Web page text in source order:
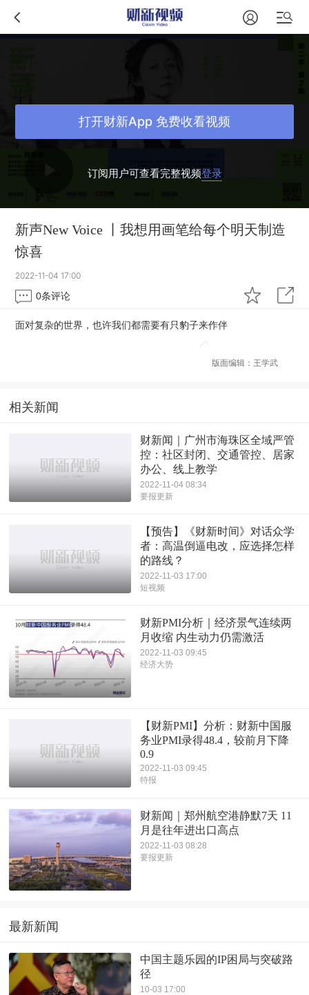
订阅用户可查看完整视频登录
打开财新App 免费收看视频
新声New Voice 丨我想用画笔给每个明天制造
惊喜
2022-11-04 17:00
0条评论
面对复杂的世界，也许我们都需要有只豹子来作伴
版面编辑：王学武
相关新闻
财新闻｜广州市海珠区全域严管
控：社区封闭、交通管控、居家
办公、线上教学
2022-11-04 08:34
要报更新
【预告】《财新时间》对话众学
者：高温倒逼电改，应选择怎样
的路线？
2022-11-03 17:00
短视频
财新PMI分析｜经济景气连续两
月收缩 内生动力仍需激活
2022-11-03 09:45
经济大势
【财新PMI】分析：财新中国服
务业PMI录得48.4，较前月下降
0.9
2022-11-03 09:45
特报
财新闻｜郑州航空港静默7天 11
月是往年进出口高点
2022-11-03 08:28
要报更新
最新新闻
中国主题乐园的IP困局与突破路
径
10-03 17:00